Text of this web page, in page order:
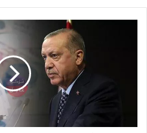
التركي